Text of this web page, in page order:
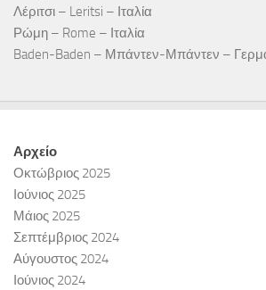
Λέριτσι – Leritsi – Ιταλία
Ρώμη – Rome – Ιταλία
Baden-Baden – Μπάντεν-Μπάντεν –
Αρχείο
Οκτώβριος 2025
Ιούνιος 2025
Μάιος 2025
Σεπτέμβριος 2024
Αύγουστος 2024
Ιούνιος 2024